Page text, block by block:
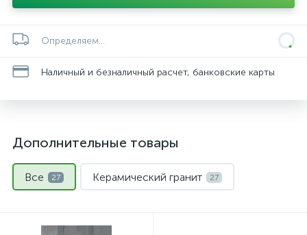
Определяем...
Наличный и безналичный расчет, банковские карты
Дополнительные товары
Все 27 Керамический гранит 27